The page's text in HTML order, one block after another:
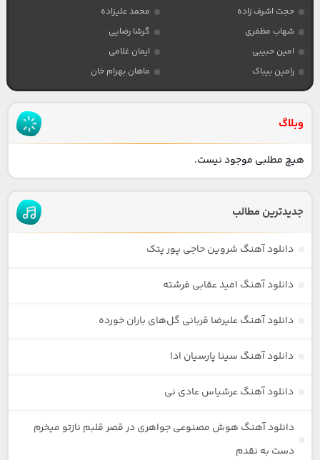
حجت اشرف زاده
محمد علیزاده
شهاب مظفری
گرشا رضایی
امین حبیبی
ایمان غلامی
رامین بیباک
ماهان بهرام خان
وبلاگ
هیچ مطلبی موجود نیست.
جدیدترین مطالب
دانلود آهنگ شروین حاجی پور پتک
دانلود آهنگ امید عقابی فرشته
دانلود آهنگ علیرضا قربانی گل‌های باران خورده
دانلود آهنگ سینا پارسیان ادا
دانلود آهنگ عرشیاس عادی نی
دانلود آهنگ هوش مصنوعی جواهری در قصر قلبم نازتو میخرم
دست به نقدم